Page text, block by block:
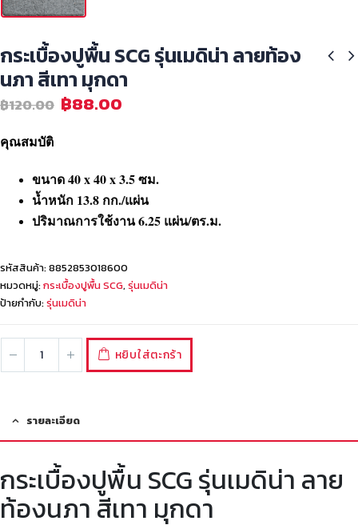
กระเบื้องปูพื้น SCG รุ่นเมดิน่า ลายท้อง
นภา สีเทา มุกดา
฿120.00 ฿88.00
คุณสมบัติ
ขนาด 40 x 40 x 3.5 ซม.
น้ำหนัก 13.8 กก./แผ่น
ปริมาณการใช้งาน 6.25 แผ่น/ตร.ม.
รหัสสินค้า:8852853018600
หมวดหมู่:กระเบื้องปูพื้น SCG, รุ่นเมดิน่า
ป้ายกำกับ:รุ่นเมดิน่า
หยิบใส่ตะกร้า
รายละเอียด
กระเบื้องปูพื้น SCG รุ่นเมดิน่า ลาย
ท้องนภา สีเทา มุกดา